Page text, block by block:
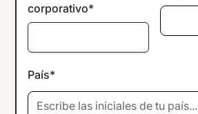
corporativo*
País*
Escribe las iniciales de tu país...